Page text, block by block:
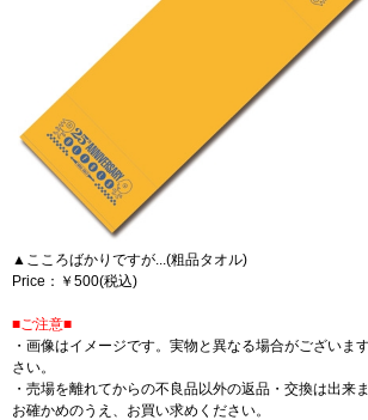
▲こころばかりですが...(粗品タオル)
Price：￥500(税込)
■ご注意■
・画像はイメージです。実物と異なる場合がございま
さい。
・売場を離れてからの不良品以外の返品・交換は出来
お確かめのうえ、お買い求めください。